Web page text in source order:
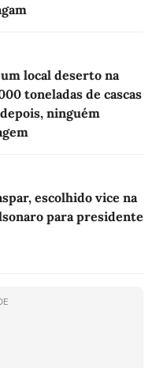
local deserto na
toneladas de cascas
ninguém
escolhido vice na
para presidente